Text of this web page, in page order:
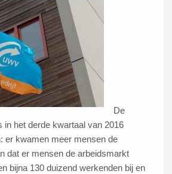
De
in het derde kwartaal van 2016
er kwamen meer mensen de
dat er mensen de arbeidsmarkt
bijna 130 duizend werkenden bij en